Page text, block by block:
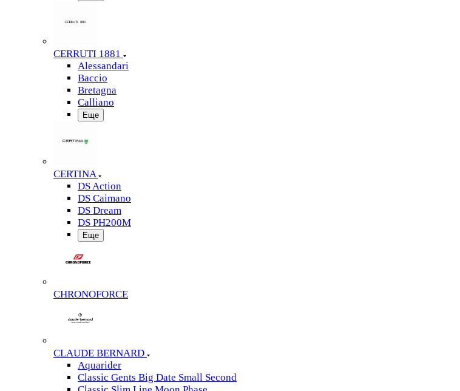
CERRUTI 1881
Alessandari
Baccio
Bretagna
Calliano
Еще
CERTINA
DS Action
DS Caimano
DS Dream
DS PH200M
Еще
CHRONOFORCE
CLAUDE BERNARD
Aquarider
Classic Gents Big Date Small Second